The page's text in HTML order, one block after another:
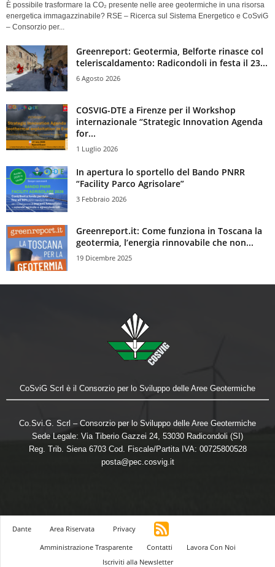
È possibile trasformare la CO₂ presente nelle aree geotermiche in una risorsa
energetica immagazzinabile? RSE – Ricerca sul Sistema Energetico e CoSviG
– Consorzio per...
Greenreport: Geotermia, Belforte rinasce col
teleriscaldamento: Radicondoli in festa il 23...
6 Agosto 2026
COSVIG-DTE a Firenze per il Workshop
internazionale “Strategic Innovation Agenda
for...
1 Luglio 2026
In apertura lo sportello del Bando PNRR
“Facility Parco Agrisolare”
3 Febbraio 2026
Greenreport.it: Come funziona in Toscana la
geotermia, l’energia rinnovabile che non...
19 Dicembre 2025
CoSviG Scrl è il Consorzio per lo Sviluppo delle Aree Geotermiche
Co.Svi.G. Scrl – Consorzio per lo Sviluppo delle Aree Geotermiche
Sede Legale: Via Tiberio Gazzei 24, 53030 Radicondoli (SI)
Reg. Trib. Siena 6703 Cod. Fiscale/Partita IVA: 00725800528
posta@pec.cosvig.it
Dante Area Riservata
Privacy
Amministrazione Trasparente
Contatti
Lavora Con Noi
Iscriviti alla Newsletter